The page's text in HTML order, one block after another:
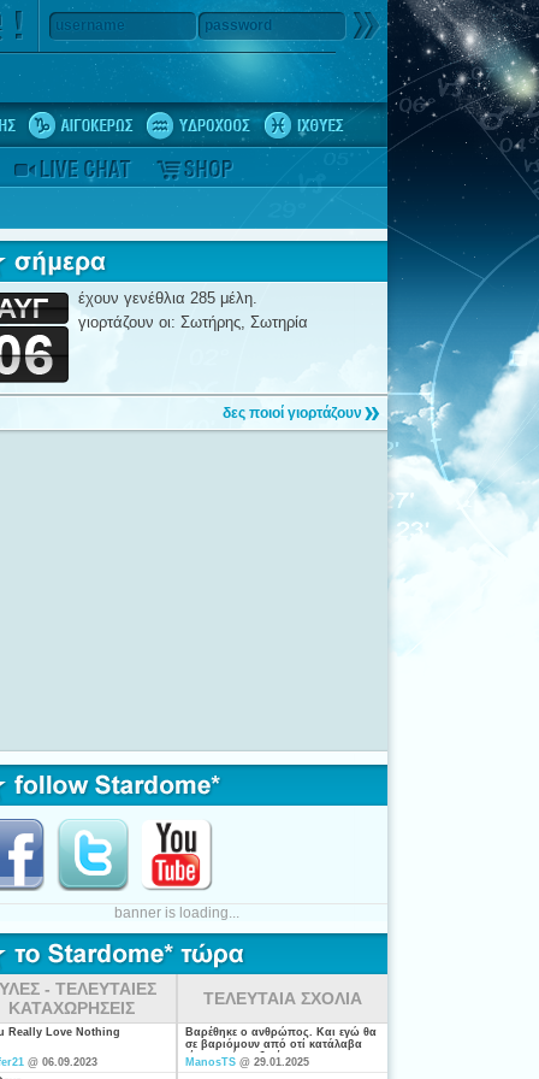
username password
έχουν γενέθλια 285 μέλη.
γιορτάζουν οι: Σωτήρης, Σωτηρία
δες ποιοί γιορτάζουν
banner is loading...
- ΤΕΛΕΥΤΑΙΕΣ
ΚΑΤΑΧΩΡΗΣΕΙΣ
Really Love Nothing
@ 06.09.2023
ΤΕΛΕΥΤΑΙΑ ΣΧΟΛΙΑ
Βαρέθηκε ο ανθρώπος. Και εγώ θα
σε βαριόμουν από οτί κατάλαβα
είσαι από τις ξενέρωτες που
ψάχνουν απλά για "σύζυγο". Η
ManosTS @ 29.01.2025